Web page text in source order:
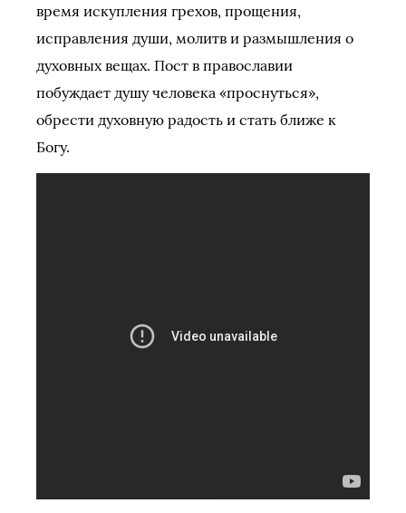
время искупления грехов, прощения,
исправления души, молитв и размышления о
духовных вещах. Пост в православии
побуждает душу человека «проснуться»,
обрести духовную радость и стать ближе к
Богу.